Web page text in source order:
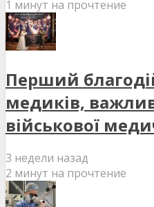
1 минут на прочтение
Перший
медиків,
військової
3 недели назад
2 минут на прочтение